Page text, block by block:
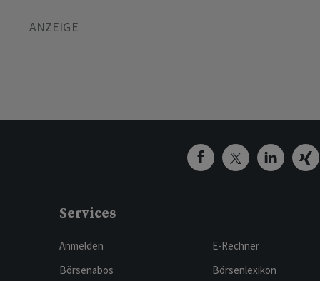
Services
Anmelden
Börsenabos
E-Rechner
Börsenlexikon